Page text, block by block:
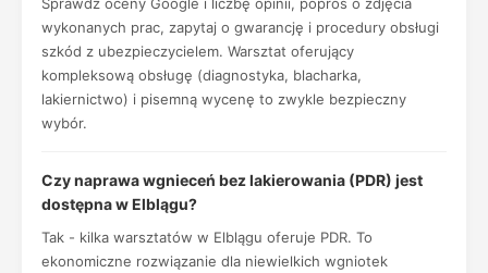
wykonanych prac, zapytaj o gwarancję i procedury obsługi
szkód z ubezpieczycielem. Warsztat oferujący
kompleksową obsługę (diagnostyka, blacharka,
lakiernictwo) i pisemną wycenę to zwykle bezpieczny
wybór.
Czy naprawa wgnieceń bez lakierowania (PDR) jest
dostępna w Elblągu?
Tak - kilka warsztatów w Elblągu oferuje PDR. To
ekonomiczne rozwiązanie dla niewielkich wgniotek